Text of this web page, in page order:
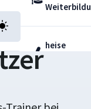
heise